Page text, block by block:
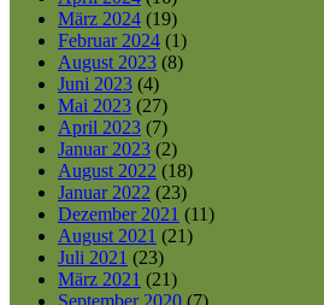
März 2024 (19)
Februar 2024 (1)
August 2023 (8)
Juni 2023 (4)
Mai 2023 (27)
April 2023 (7)
Januar 2023 (2)
August 2022 (18)
Januar 2022 (23)
Dezember 2021 (11)
August 2021 (21)
Juli 2021 (23)
März 2021 (21)